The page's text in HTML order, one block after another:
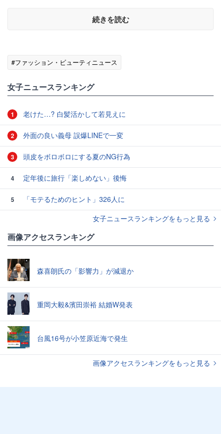
続きを読む
#ファッション・ビューティニュース
女子ニュースランキング
1 老けた…? 白髪活かして若見えに
2 外面の良い義母 誤爆LINEで一変
3 頭皮をボロボロにする夏のNG行為
4 定年後に旅行「楽しめない」後悔
5
「モテるためのヒント」326人に
女子ニュースランキングをもっと見る
画像アクセスランキング
森喜朗氏の「影響力」が減退か
重岡大毅&濱田崇裕 結婚W発表
台風16号が小笠原近海で発生
画像アクセスランキングをもっと見る